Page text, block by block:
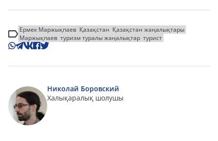
Ермек Маржықпаев Қазақстан Қазақстан жаңалықтары
Маржықпаев туризм туралы жаңалықтар турист
Николай Боровский
Халықаралық шолушы